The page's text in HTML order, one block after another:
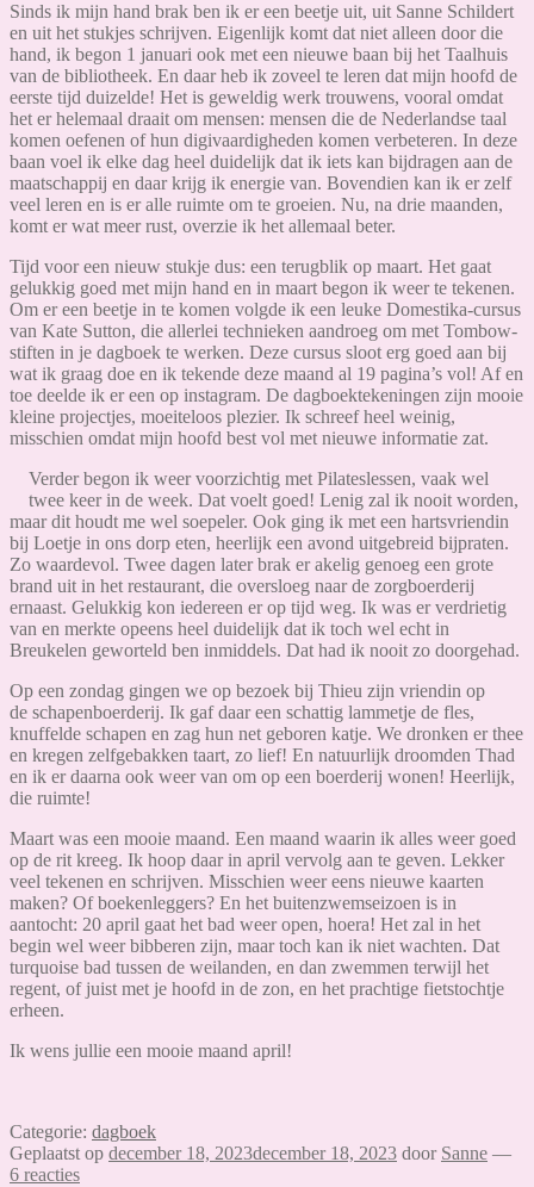
Sinds ik mijn hand brak ben ik er een beetje uit, uit Sanne Schildert
en uit het stukjes schrijven. Eigenlijk komt dat niet alleen door die
hand, ik begon 1 januari ook met een nieuwe baan bij het Taalhuis
van de bibliotheek. En daar heb ik zoveel te leren dat mijn hoofd de
eerste tijd duizelde! Het is geweldig werk trouwens, vooral omdat
het er helemaal draait om mensen: mensen die de Nederlandse taal
komen oefenen of hun digivaardigheden komen verbeteren. In deze
baan voel ik elke dag heel duidelijk dat ik iets kan bijdragen aan de
maatschappij en daar krijg ik energie van. Bovendien kan ik er zelf
veel leren en is er alle ruimte om te groeien. Nu, na drie maanden,
komt er wat meer rust, overzie ik het allemaal beter.
Tijd voor een nieuw stukje dus: een terugblik op maart. Het gaat
gelukkig goed met mijn hand en in maart begon ik weer te tekenen.
Om er een beetje in te komen volgde ik een leuke Domestika-cursus
van Kate Sutton, die allerlei technieken aandroeg om met Tombow-
stiften in je dagboek te werken. Deze cursus sloot erg goed aan bij
wat ik graag doe en ik tekende deze maand al 19 pagina’s vol! Af en
toe deelde ik er een op instagram. De dagboektekeningen zijn mooie
kleine projectjes, moeiteloos plezier. Ik schreef heel weinig,
misschien omdat mijn hoofd best vol met nieuwe informatie zat.
Verder begon ik weer voorzichtig met Pilateslessen, vaak wel
twee keer in de week. Dat voelt goed! Lenig zal ik nooit worden,
maar dit houdt me wel soepeler. Ook ging ik met een hartsvriendin
bij Loetje in ons dorp eten, heerlijk een avond uitgebreid bijpraten.
Zo waardevol. Twee dagen later brak er akelig genoeg een grote
brand uit in het restaurant, die oversloeg naar de zorgboerderij
ernaast. Gelukkig kon iedereen er op tijd weg. Ik was er verdrietig
van en merkte opeens heel duidelijk dat ik toch wel echt in
Breukelen geworteld ben inmiddels. Dat had ik nooit zo doorgehad.
Op een zondag gingen we op bezoek bij Thieu zijn vriendin op
de schapenboerderij. Ik gaf daar een schattig lammetje de fles,
knuffelde schapen en zag hun net geboren katje. We dronken er thee
en kregen zelfgebakken taart, zo lief! En natuurlijk droomden Thad
en ik er daarna ook weer van om op een boerderij wonen! Heerlijk,
die ruimte!
Maart was een mooie maand. Een maand waarin ik alles weer goed
op de rit kreeg. Ik hoop daar in april vervolg aan te geven. Lekker
veel tekenen en schrijven. Misschien weer eens nieuwe kaarten
maken? Of boekenleggers? En het buitenzwemseizoen is in
aantocht: 20 april gaat het bad weer open, hoera! Het zal in het
begin wel weer bibberen zijn, maar toch kan ik niet wachten. Dat
turquoise bad tussen de weilanden, en dan zwemmen terwijl het
regent, of juist met je hoofd in de zon, en het prachtige fietstochtje
erheen.
Ik wens jullie een mooie maand april!
Categorie: dagboek
Geplaatst op december 18, 2023december 18, 2023 door Sanne —
6 reacties